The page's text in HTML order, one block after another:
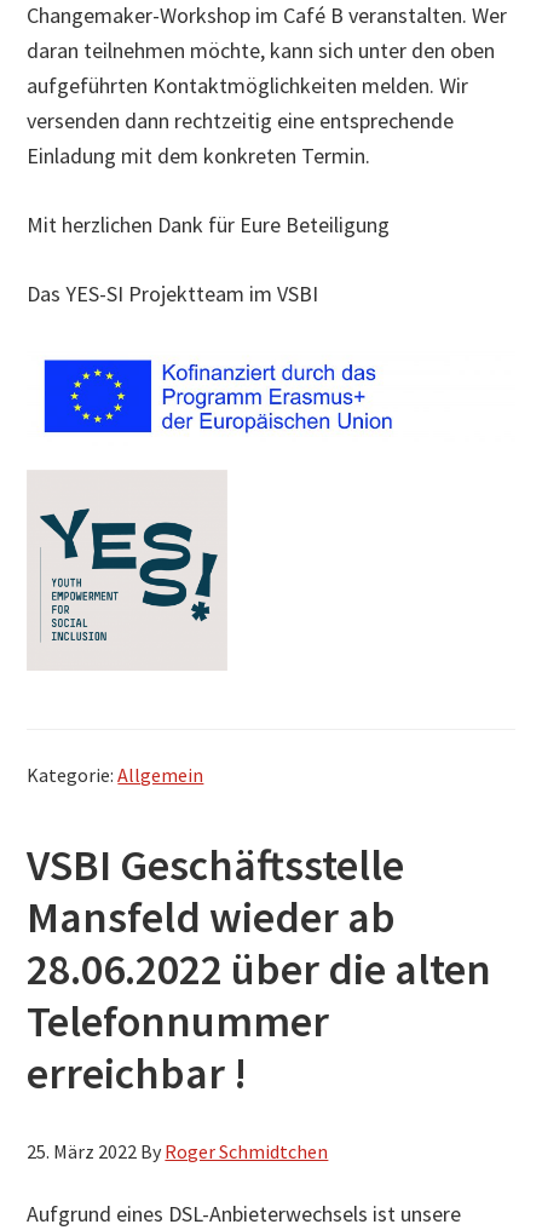
Changemaker-Workshop im Café B veranstalten. Wer
daran teilnehmen möchte, kann sich unter den oben
aufgeführten Kontaktmöglichkeiten melden. Wir
versenden dann rechtzeitig eine entsprechende
Einladung mit dem konkreten Termin.
Mit herzlichen Dank für Eure Beteiligung
Das YES-SI Projektteam im VSBI
Kategorie:Allgemein
VSBI Geschäftsstelle
Mansfeld wieder ab
28.06.2022 über die alten
Telefonnummer
erreichbar !
25. März 2022 By Roger Schmidtchen
Aufgrund eines DSL-Anbieterwechsels ist unsere